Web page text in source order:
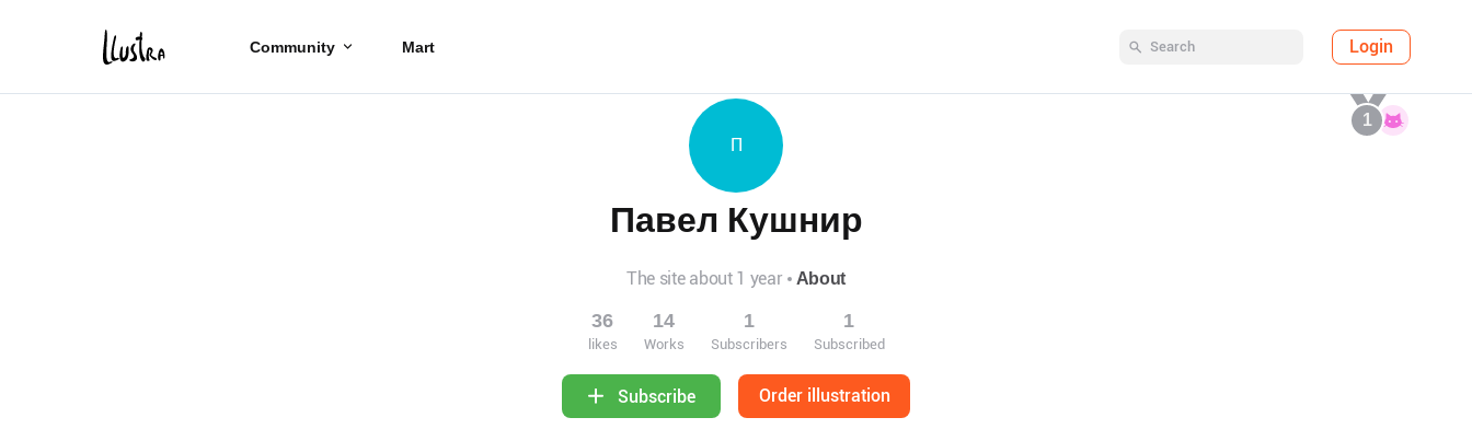
Community Mart Login
1
П
Павел Кушнир
The site about 1 year About
36
likes
14
Works
1
Subscribers
1
Subscribed
Subscribe Order illustration